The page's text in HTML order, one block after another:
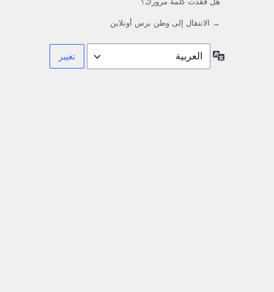
→ الانتقال إلى وطن برس أونلاين
اللغة